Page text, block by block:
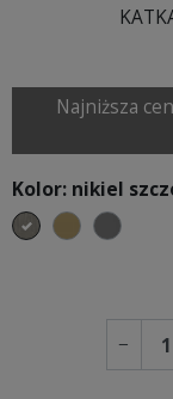
Najniższa
Kolor: nikiel
nikielmosiądz
tytan
−